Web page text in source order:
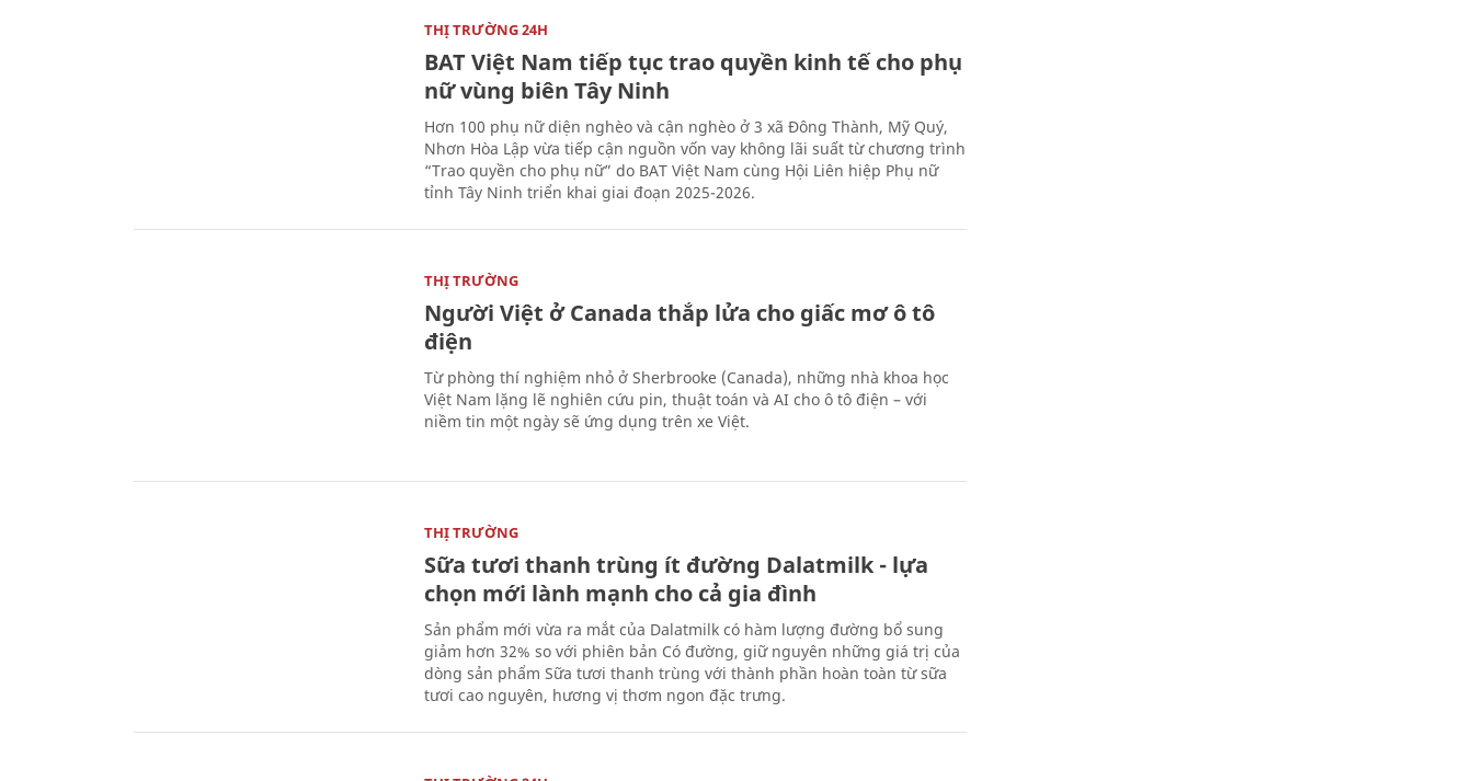
THỊ TRƯỜNG 24H
BAT Việt Nam tiếp tục trao quyền kinh tế cho phụ
nữ vùng biên Tây Ninh
Hơn 100 phụ nữ diện nghèo và cận nghèo ở 3 xã Đông Thành, Mỹ Quý,
Nhơn Hòa Lập vừa tiếp cận nguồn vốn vay không lãi suất từ chương trình
“Trao quyền cho phụ nữ” do BAT Việt Nam cùng Hội Liên hiệp Phụ nữ
tỉnh Tây Ninh triển khai giai đoạn 2025-2026.
THỊ TRƯỜNG
Người Việt ở Canada thắp lửa cho giấc mơ ô tô
điện
Từ phòng thí nghiệm nhỏ ở Sherbrooke (Canada), những nhà khoa học
Việt Nam lặng lẽ nghiên cứu pin, thuật toán và AI cho ô tô điện – với
niềm tin một ngày sẽ ứng dụng trên xe Việt.
THỊ TRƯỜNG
Sữa tươi thanh trùng ít đường Dalatmilk - lựa
chọn mới lành mạnh cho cả gia đình
Sản phẩm mới vừa ra mắt của Dalatmilk có hàm lượng đường bổ sung
giảm hơn 32% so với phiên bản Có đường, giữ nguyên những giá trị của
dòng sản phẩm Sữa tươi thanh trùng với thành phần hoàn toàn từ sữa
tươi cao nguyên, hương vị thơm ngon đặc trưng.